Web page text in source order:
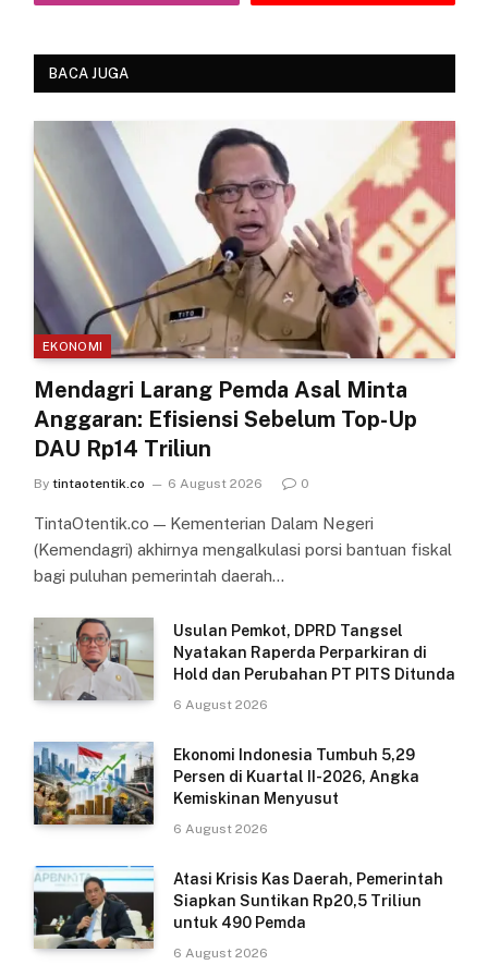
BACA JUGA
EKONOMI
Mendagri Larang Pemda Asal Minta
Anggaran: Efisiensi Sebelum Top-Up
DAU Rp14 Triliun
By tintaotentik.co 6 August 2026 0
TintaOtentik.co — Kementerian Dalam Negeri
(Kemendagri) akhirnya mengalkulasi porsi bantuan fiskal
bagi puluhan pemerintah daerah…
Usulan Pemkot, DPRD Tangsel
Nyatakan Raperda Perparkiran di
Hold dan Perubahan PT PITS Ditunda
6 August 2026
Ekonomi Indonesia Tumbuh 5,29
Persen di Kuartal II-2026, Angka
Kemiskinan Menyusut
6 August 2026
Atasi Krisis Kas Daerah, Pemerintah
Siapkan Suntikan Rp20,5 Triliun
untuk 490 Pemda
6 August 2026